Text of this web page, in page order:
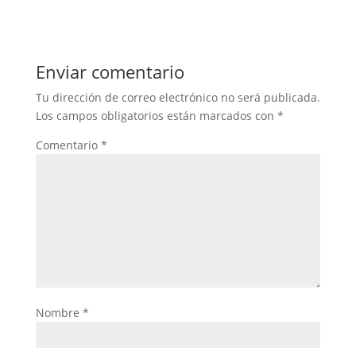
Enviar comentario
Tu dirección de correo electrónico no será publicada.
Los campos obligatorios están marcados con *
Comentario *
Nombre *